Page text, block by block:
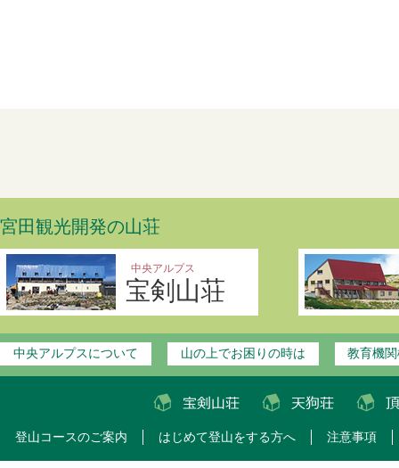
宮田観光開発の山荘
中央アルプス
宝剣山荘
中央アルプスについて 山の上でお困りの時は 教育機
登山コースのご案内 はじめて登山をする方へ 注意事項